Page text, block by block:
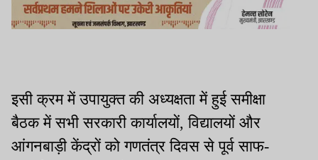
इसी क्रम में उपायुक्त की अध्यक्षता में हुई समीक्षा
बैठक में सभी सरकारी कार्यालयों, विद्यालयों और
आंगनबाड़ी केंद्रों को गणतंत्र दिवस से पूर्व साफ-